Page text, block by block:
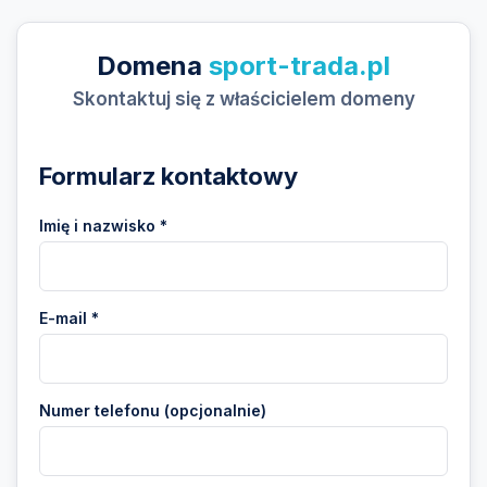
Domena sport-trada.pl
Skontaktuj się z właścicielem domeny
Formularz kontaktowy
Imię i nazwisko *
E-mail *
Numer telefonu (opcjonalnie)